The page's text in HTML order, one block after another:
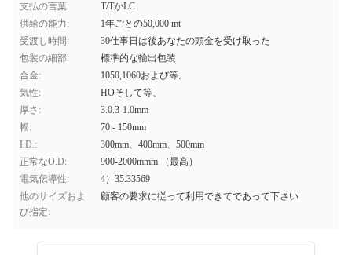
支払の言葉:
T/TかLC
供給の能力:
1年ごとの50,000 mt
受渡し時間:
30仕事日は後あなたの頭金を受け取った
包装の細部:
標準的な輸出包装
合金:
1050,1060および等。
気性:
HOそして等、
厚さ:
3.0.3-1.0mm
幅:
70 - 150mm
I.D.:
300mm、400mm、500mm
正常なO.D:
900-2000mmm （最高）
電気伝導性:
4）35.33569
他のサイズおよ
び指定:
顧客の要求に従って利用できてであって下さい